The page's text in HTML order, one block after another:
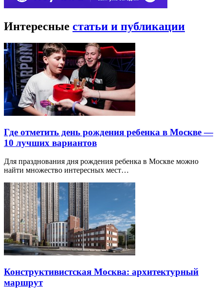
Интересные статьи и публикации
Где отметить день рождения ребенка в Москве —
10 лучших вариантов
Для празднования дня рождения ребенка в Москве можно
найти множество интересных мест…
Конструктивистская Москва: архитектурный
маршрут